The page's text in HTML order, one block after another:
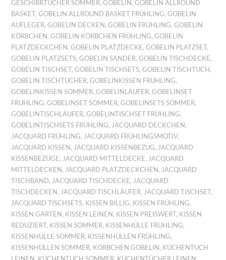
GESCHIRRTÜCHER SOMMER,GOBELIN ,GOBELIN ALLROUND
BASKET,GOBELIN ALLROUND BASKET FRÜHLING,GOBELIN
AUFLEGER,GOBELIN DECKEN,GOBELIN FRÜHLING,GOBELIN
KÖRBCHEN,GOBELIN KÖRBCHEN FRÜHLING,GOBELIN
PLATZDECKCHEN,GOBELIN PLATZDECKE,GOBELIN PLATZSET,
GOBELIN PLATZSETS,GOBELIN SANDER,GOBELIN TISCHDECKE,
GOBELIN TISCHSET,GOBELIN TISCHSETS,GOBELIN TISCHTUCH,
GOBELIN TISCHTÜCHER,GOBELINKISSEN FRÜHLING,
GOBELINKISSEN SOMMER,GOBELINLÄUFER,GOBELINSET
FRÜHLING,GOBELINSET SOMMER,GOBELINSETS SOMMER,
GOBELINTISCHLÄUFER,GOBELINTISCHSET FRÜHLING,
GOBELINTISCHSETS FRÜHLING, JACQUARD DECKCHEN,
JACQUARD FRÜHLING, JACQUARD FRÜHLINGSMOTIV,
JACQUARD KISSEN, JACQUARD KISSENBEZUG, JACQUARD
KISSENBEZÜGE, JACQUARD MITTELDECKE, JACQUARD
MITTELDECKEN, JACQUARD PLATZDECKCHEN, JACQUARD
TISCHBAND, JACQUARD TISCHDECKE, JACQUARD
TISCHDECKEN, JACQUARD TISCHLÄUFER, JACQUARD TISCHSET,
JACQUARD TISCHSETS, KISSEN BILLIG, KISSEN FRÜHLING,
KISSEN GARTEN, KISSEN LEINEN, KISSEN PREISWERT, KISSEN
REDUZIERT, KISSEN SOMMER, KISSENHÜLLE FRÜHLING,
KISSENHÜLLE SOMMER, KISSENHÜLLEN FRÜHLING,
KISSENHÜLLEN SOMMER, KÖRBCHEN GOBELIN, KÜCHENTUCH